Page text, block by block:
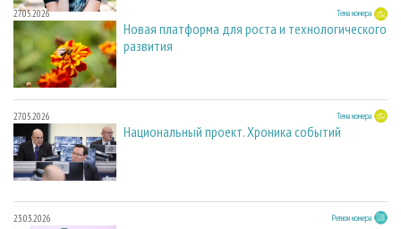
27.05.2026 Тема номера
Новая платформа для роста и технологического
развития
27.05.2026 Тема номера
Национальный проект. Хроника событий
23.03.2026 Регион номера